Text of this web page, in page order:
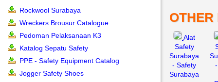
Rockwool Surabaya
Wreckers Brousur Catalogue
Pedoman Pelaksanaan K3
Katalog Sepatu Safety
PPE - Safety Equipment Catalog
Jogger Safety Shoes
OTHER
Alat
Safety
Surabaya
- Safety
Surabaya